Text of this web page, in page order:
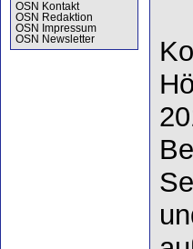
OSN Kontakt
OSN Redaktion
OSN Impressum
OSN Newsletter